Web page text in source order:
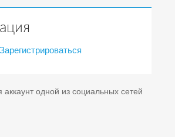
Зарегистрироваться
аккаунт одной из социальных сетей